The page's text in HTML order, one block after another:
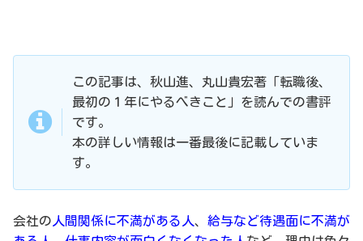
この記事は、秋山進、丸山貴宏著「転職後、
最初の１年にやるべきこと」を読んでの書評
です。
本の詳しい情報は一番最後に記載していま
す。
会社の 人間関係に不満がある人、 給与など待遇面に不満が